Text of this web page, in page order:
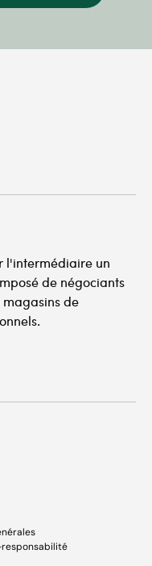
l'intermédiaire un
de négociants
de